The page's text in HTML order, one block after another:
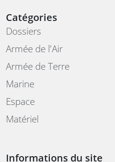
Catégories
Dossiers
Armée de l'Air
Armée de Terre
Marine
Espace
Matériel
Informations du site